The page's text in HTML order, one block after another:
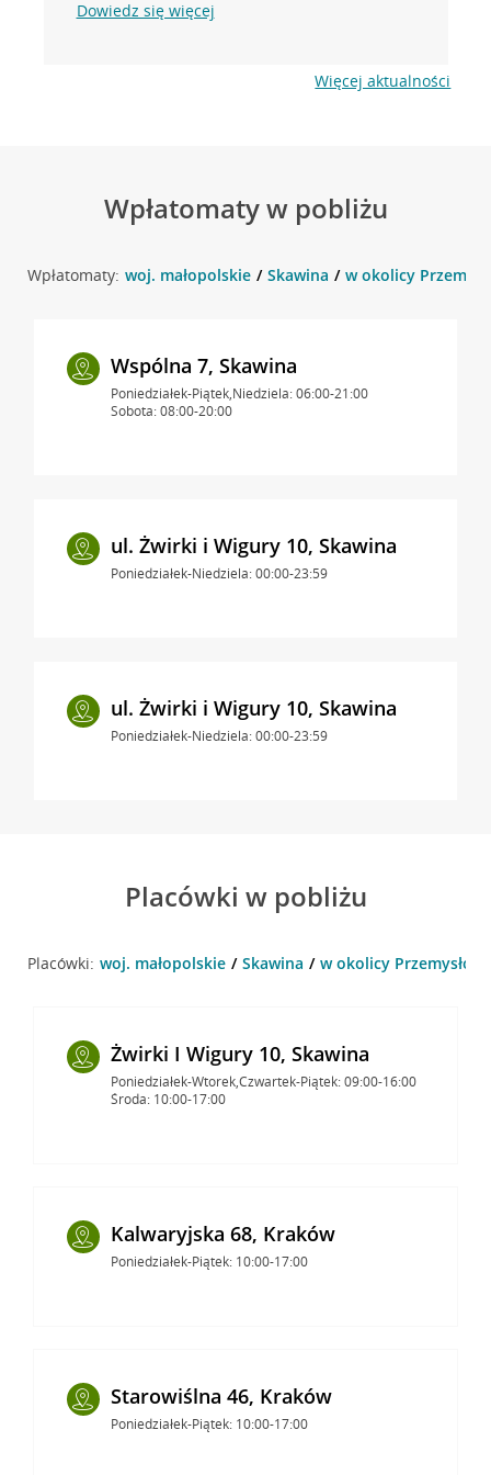
Dowiedz się więcej
Więcej aktualności
Wpłatomaty w pobliżu
Wpłatomaty: woj. małopolskie Skawina w okolicy
Wspólna 7, Skawina
Poniedziałek-Piątek,Niedziela: 06:00-21:00
Sobota: 08:00-20:00
ul. Żwirki i Wigury 10, Skawina
Poniedziałek-Niedziela: 00:00-23:59
ul. Żwirki i Wigury 10, Skawina
Poniedziałek-Niedziela: 00:00-23:59
Placówki w pobliżu
Placówki: woj. małopolskie Skawina w okolicy
Żwirki I Wigury 10, Skawina
Poniedziałek-Wtorek,Czwartek-Piątek: 09:00-16:00
Środa: 10:00-17:00
Kalwaryjska 68, Kraków
Poniedziałek-Piątek: 10:00-17:00
Starowiślna 46, Kraków
Poniedziałek-Piątek: 10:00-17:00